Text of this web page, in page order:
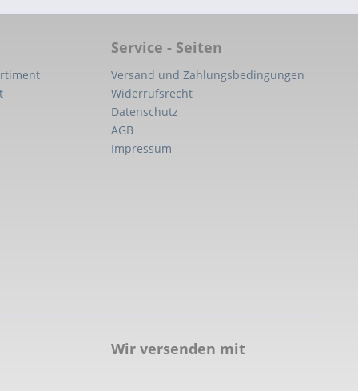
Service - Seiten
Versand und Zahlungsbedingungen
Widerrufsrecht
Datenschutz
AGB
Impressum
Wir versenden mit